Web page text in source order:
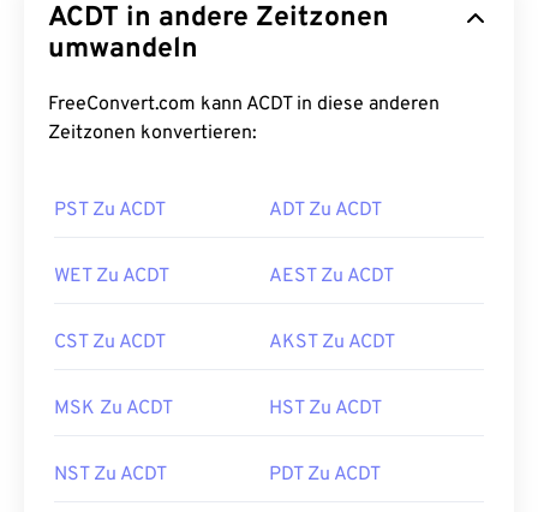
ACDT in andere Zeitzonen
umwandeln
FreeConvert.com kann ACDT in diese anderen
Zeitzonen konvertieren:
PST Zu ACDT ADT Zu ACDT
WET Zu ACDT AEST Zu ACDT
CST Zu ACDT AKST Zu ACDT
MSK Zu ACDT HST Zu ACDT
NST Zu ACDT PDT Zu ACDT